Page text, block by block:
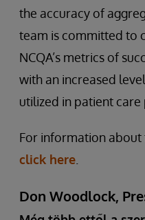
the accuracy of
team is committed to
NCQA’s metrics of
with an increased
utilized in patient care
For information about
click here
Don Woodlock,